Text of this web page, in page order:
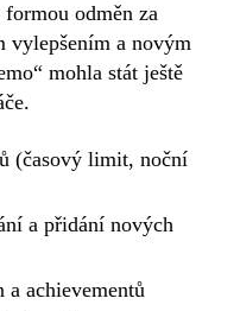
odměn za
vylepšením a novým
mohla stát ještě
(časový limit, noční
a přidání nových
a achievementů